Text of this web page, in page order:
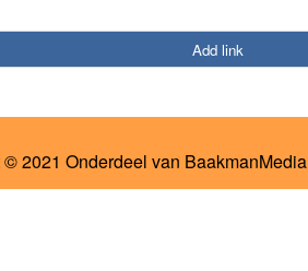
Add link
2021 Onderdeel van BaakmanMedia